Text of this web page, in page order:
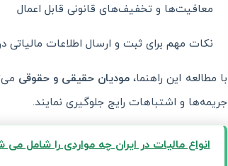
معافیت‌ها و تخفیف‌های قانونی قابل اعمال
نکات مهم برای ثبت و ارسال اطلاعات مالیاتی
با مطالعه این راهنما، مودیان حقیقی و حقوقی
جریمه‌ها و اشتباهات رایج جلوگیری نمایند.
انواع مالیات در ایران چه مواردی را شامل می